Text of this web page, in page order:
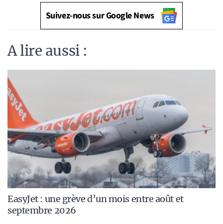
Suivez-nous sur Google News
A lire aussi :
EasyJet : une grève d’un mois entre août et
septembre 2026